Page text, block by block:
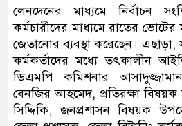
লেনদেনের মাধ্যমে নির্বাচন
কর্মচারীদের মাধ্যমে রাতের ভোটের
জেতানোর ব্যবস্থা করেছেন। এছাড়া,
কর্মকর্তাদের মধ্যে তৎকালীন
ডিএমপি কমিশনার
বেনজির আহমেদ, প্রতিরক্ষা
সিদ্দিকি, জনপ্রশাসন বিষয়ক